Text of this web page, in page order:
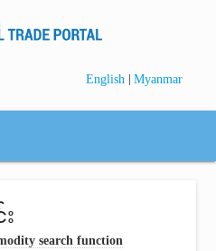
English | Myanmar
search function